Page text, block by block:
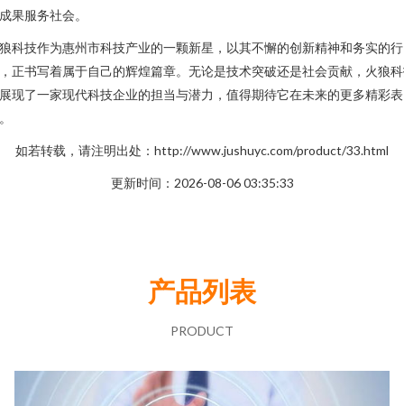
果服务社会。
科技作为惠州市科技产业的一颗新星，以其不懈的创新精神和务实的行
正书写着属于自己的辉煌篇章。无论是技术突破还是社会贡献，火狼
现了一家现代科技企业的担当与潜力，值得期待它在未来的更多精彩表
如若转载，请注明出处：http://www.jushuyc.com/product/33.html
更新时间：2026-08-06 03:35:33
产品列表
PRODUCT